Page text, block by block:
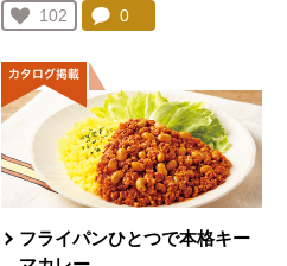
お気に入り登録：
102
人が登録
コメント：
0件。コメントを見る。
フライパンひとつで本格キー